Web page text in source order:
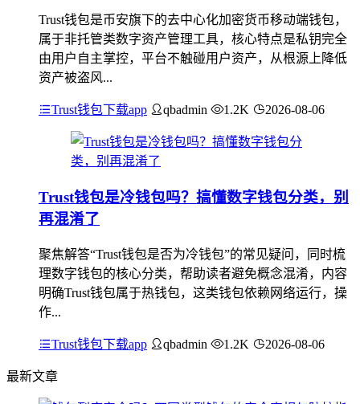
Trust钱包是币安旗下的去中心化加密货币移动端钱包，
属于非托管类数字资产管理工具，核心特点是私钥完全
由用户自主掌控，平台不触碰用户资产，从根源上降低
资产被盗风...
Trust钱包下载app qbadmin 1.2K 2026-08-06
Trust钱包是冷钱包吗？搞懂数字钱包分类，别
再混淆了
聚焦解答“Trust钱包是否为冷钱包”的常见疑问，同时梳
理数字钱包的核心分类，帮助读者避免概念混淆，内容
明确Trust钱包属于热钱包，这类钱包依赖网络运行，操
作...
Trust钱包下载app qbadmin 1.2K 2026-08-06
最新文章